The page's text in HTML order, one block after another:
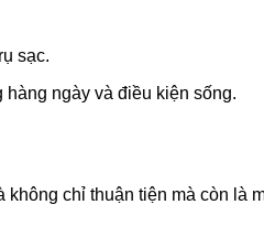
sạc.
ngày và điều kiện sống.
chỉ thuận tiện mà còn là